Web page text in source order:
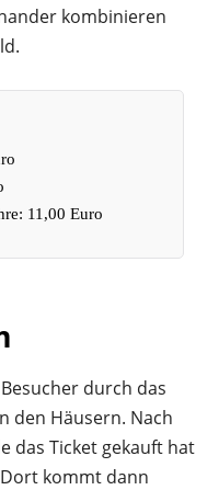
kombinieren
11,00 Euro
durch das
den Häusern. Nach
das Ticket gekauft hat
kommt dann